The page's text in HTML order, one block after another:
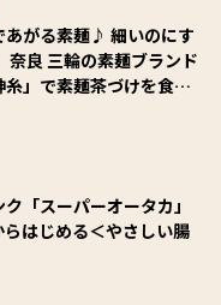
あがる素麺♪ 細いのにす
奈良 三輪の素麺ブランド
糸」で素麺茶づけを食べ
トーク
「スーパーオータカ」
らはじめる＜やさしい腸